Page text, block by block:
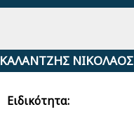
ΚΑΛΑΝΤΖΗΣ ΝΙΚΟΛΑΟΣ
Ειδικότητα: